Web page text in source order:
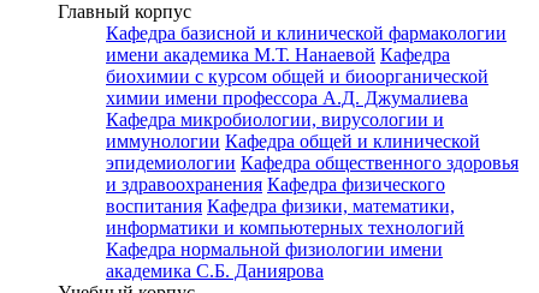
Главный корпус
Кафедра базисной и клинической фармакологии
имени академика М.Т. Нанаевой Кафедра
биохимии с курсом общей и биоорганической
химии имени профессора А.Д. Джумалиева
Кафедра микробиологии, вирусологии и
иммунологии Кафедра общей и клинической
эпидемиологии Кафедра общественного здоровья
и здравоохранения Кафедра физического
воспитания Кафедра физики, математики,
информатики и компьютерных технологий
Кафедра нормальной физиологии имени
академика С.Б. Даниярова